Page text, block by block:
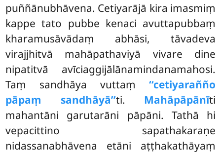
puññānubhāvena. Cetiyarājā kira imasmiṃ
kappe tato pubbe kenaci avuttapubbaṃ
kharamusāvādaṃ abhāsi, tāvadeva
virajjhitvā mahāpathaviyā vivare dine
nipatitvā avīciaggijālānamindanamahosi.
Taṃ sandhāya vuttaṃ ‘‘cetiyarañño
pāpaṃ sandhāyā’’ti. Mahāpāpānīti
mahantāni garutarāni pāpāni. Tathā hi
vepacittino sapathakaraṇe
nidassanabhāvena etāni aṭṭhakathāyaṃ